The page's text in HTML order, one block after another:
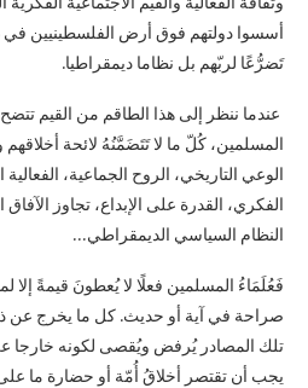
تَضرُّعًا لربّهم بل نظاما ديمقراطيا.
عندما ننظر إلى هذا الطاقم من القيم تتضح
المسلمين، كُلّ ما لا تَتَضَمَّنُهُ لائحة أخلاقهم
الوعي التاريخي، الروح الجماعية، الفعالية
الفكري، القدرة على الإبداع، تجاوز
النظام السياسي الديمقراطي…
فَعُلَمَاءُ المسلمين فعلًا لا يُعطونَ قيمةً إلا
صراحة في آية أو حديث. كل ما يخرج عن
تلك المصادر يُرفض ويُقصى لكونه خارجا عن
يجب أن تقتصر أخلاقُ أُمّة أو حضارة ما